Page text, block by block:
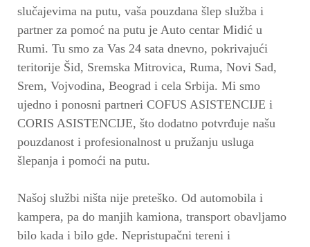
slučajevima na putu, vaša pouzdana šlep služba i
partner za pomoć na putu je Auto centar Midić u
Rumi. Tu smo za Vas 24 sata dnevno, pokrivajući
teritorije Šid, Sremska Mitrovica, Ruma, Novi Sad,
Srem, Vojvodina, Beograd i cela Srbija. Mi smo
ujedno i ponosni partneri COFUS ASISTENCIJE i
CORIS ASISTENCIJE, što dodatno potvrđuje našu
pouzdanost i profesionalnost u pružanju usluga
šlepanja i pomoći na putu.
Našoj službi ništa nije preteško. Od automobila i
kampera, pa do manjih kamiona, transport obavljamo
bilo kada i bilo gde. Nepristupačni tereni i